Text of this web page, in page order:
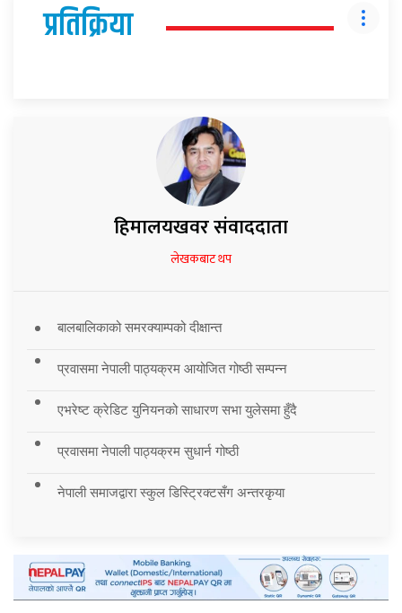
प्रतिक्रिया
हिमालयखवर संवाददाता
लेखकबाट थप
बालबालिकाको समरक्याम्पको दीक्षान्त
प्रवासमा नेपाली पाठ्यक्रम आयोजित गोष्ठी सम्पन्न
एभरेष्ट क्रेडिट युनियनको साधारण सभा युलेसमा हुँदै
प्रवासमा नेपाली पाठ्यक्रम सुधार्न गोष्ठी
नेपाली समाजद्वारा स्कुल डिस्ट्रिक्टसँग अन्तरकृया